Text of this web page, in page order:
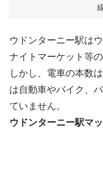
ウドンターニー駅は
ナイトマーケット等
しかし、電車の本数
は自動車やバイク、
ていません。
ウドンターニー駅マ